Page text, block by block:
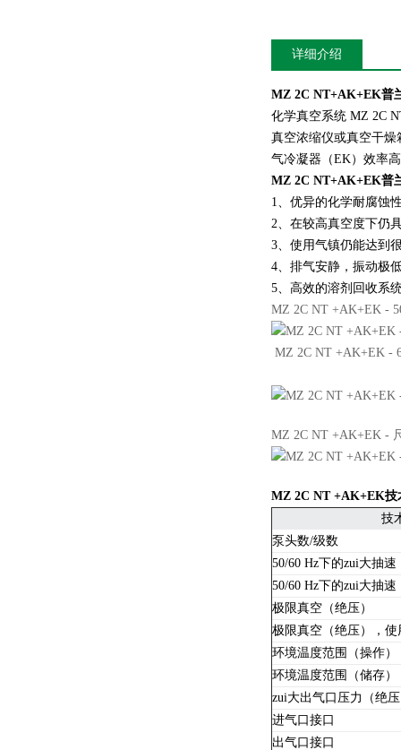
详细介绍
MZ 2C NT+AK+EK普
化学真空系统 MZ 2C
真空浓缩仪或真空干
气冷凝器（EK）效率
MZ 2C NT+AK+EK普
1、优异的化学耐腐蚀
2、在较高真空度下仍
3、使用气镇仍能达到
4、排气安静，振动极
5、高效的溶剂回收系
MZ 2C NT +AK+EK -
MZ 2C NT +AK+EK -
MZ 2C NT +AK+EK -
MZ 2C NT +AK+EK技
技
泵头数/级数
50/60 Hz下的zui大抽速
50/60 Hz下的zui大抽速
极限真空（绝压）
极限真空（绝压），使
环境温度范围（操作）
环境温度范围（储存）
zui大出气口压力（绝
进气口接口
出气口接口